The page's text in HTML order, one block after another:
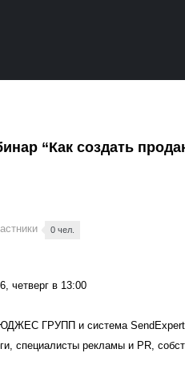
“Как создать
0 чел.
четверг в 13:00
ГРУПП и система SendExpert
специалисты рекламы и PR,